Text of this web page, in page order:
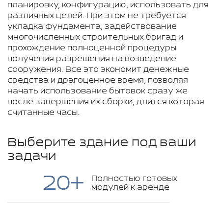
планировку, конфигурацию, использовать для
различных целей. При этом не требуется
укладка фундамента, задействование
многочисленных строительных бригад и
прохождение полноценной процедуры
получения разрешения на возведение
сооружения. Все это экономит денежные
средства и драгоценное время, позволяя
начать использование бытовок сразу же
после завершения их сборки, длится которая
считанные часы.
Выберите здание под ваши
задачи
20+
Полностью готовых
модулей к аренде